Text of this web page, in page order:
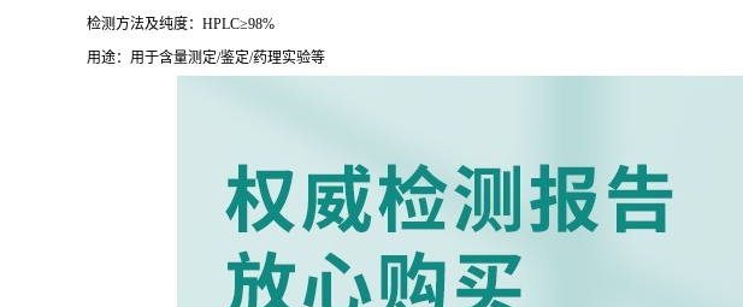
检测方法及纯度：HPLC≥98%
用途：用于含量测定/鉴定/药理实验等